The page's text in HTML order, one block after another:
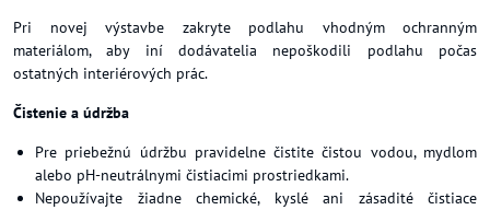
Pri novej výstavbe zakryte podlahu vhodným ochranným
materiálom, aby iní dodávatelia nepoškodili podlahu počas
ostatných interiérových prác.
Čistenie a údržba
Pre priebežnú údržbu pravidelne čistite čistou vodou, mydlom
alebo pH-neutrálnymi čistiacimi prostriedkami.
Nepoužívajte žiadne chemické, kyslé ani zásadité čistiace